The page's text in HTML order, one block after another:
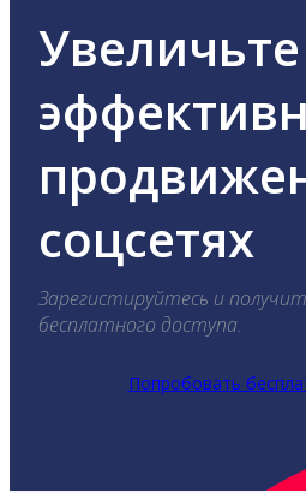
Увеличьте
соцсетях
Зарегистируйтесь и
бесплатного доступа.
Попробовать